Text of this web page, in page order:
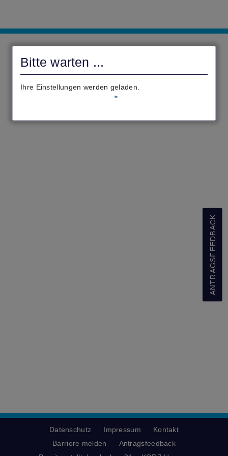
Bitte warten ...
Ihre Einstellungen werden geladen.
ANTRAGSFEEDBACK
Datenschutz Impressum
Kontakt
Barriere melden
Antragsfeedback